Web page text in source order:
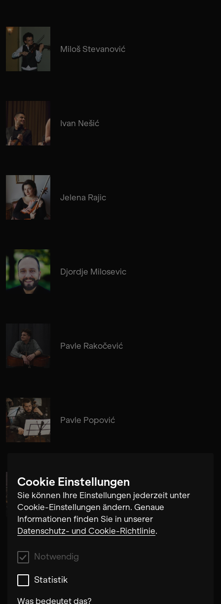
Cookie Einstellungen
Sie können Ihre Einstellungen jederzeit unter
Cookie-Einstellungen ändern. Genaue
Informationen finden Sie in unserer
Datenschutz- und Cookie-Richtlinie.
Notwendig
Statistik
Was bedeutet das?
Miloš Stevanović
Ivan Nešić
Jelena Rajic
Djordje Milosevic
Pavle Rakočević
Pavle Popović
Alma Su Baute